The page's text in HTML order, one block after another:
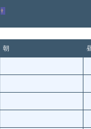
†
朝